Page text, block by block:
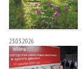
23.03.2026